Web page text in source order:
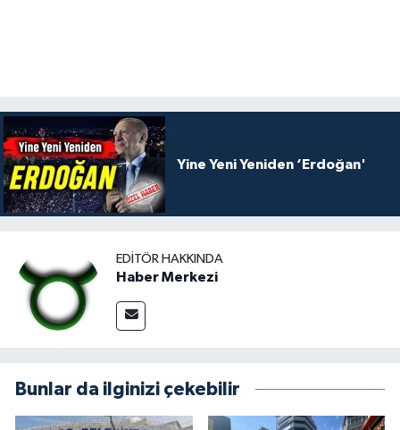
Yine Yeni Yeniden ‘Erdoğan'
EDITÖR HAKKINDA
Haber Merkezi
Bunlar da ilginizi çekebilir